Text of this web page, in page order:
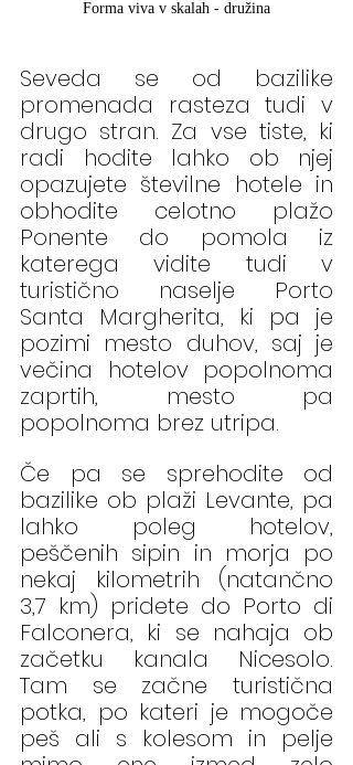
Forma viva v skalah - družina
Seveda se od bazilike
promenada rasteza tudi v
drugo stran. Za vse tiste, ki
radi hodite lahko ob njej
opazujete številne hotele in
obhodite celotno plažo
Ponente do pomola iz
katerega vidite tudi v
turistično naselje Porto
Santa Margherita, ki pa je
pozimi mesto duhov, saj je
večina hotelov popolnoma
zaprtih, mesto pa
popolnoma brez utripa.
Če pa se sprehodite od
bazilike ob plaži Levante, pa
lahko poleg hotelov,
peščenih sipin in morja po
nekaj kilometrih (natančno
3,7 km) pridete do Porto di
Falconera, ki se nahaja ob
začetku kanala Nicesolo.
Tam se začne turistična
potka, po kateri je mogoče
peš ali s kolesom in pelje